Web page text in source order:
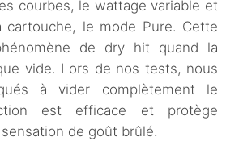
courbes, le wattage variable et
cartouche, le mode Pure. Cette
de dry hit quand la
vide. Lors de nos tests, nous
à vider complètement le
est efficace et protège
de goût brûlé.